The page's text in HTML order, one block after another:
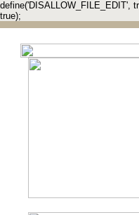
define('DISALLOW_FILE_EDIT',
true);